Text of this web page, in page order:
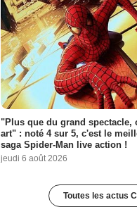
"Plus que du grand spectacle,
art" : noté 4 sur 5, c'est le
saga Spider-Man live action !
jeudi 6 août 2026
Toutes les actus